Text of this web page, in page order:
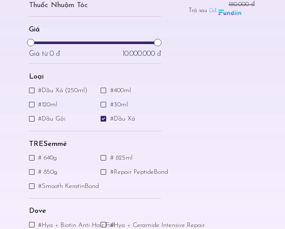
Thuốc Nhuộm Tóc
Giá
Giá từ 0 đ 10.000.000 đ
Loại
#Dầu Xả (250ml) #400ml
#120ml #30ml
#Dầu Gội #Dầu Xả
TRESemmé
# 640g # 825ml
# 850g #Repair PeptideBond
#Smooth KeratinBond
Dove
#Hya + Biotin Anti Hair Fall#Hya + Ceramide Intensive Repair
180.000 ₫
Trả sau0đ